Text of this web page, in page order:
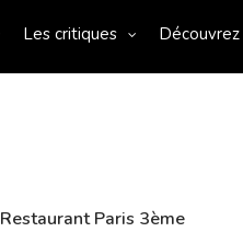
Les critiques Découvrez
Restaurant Paris 3ème